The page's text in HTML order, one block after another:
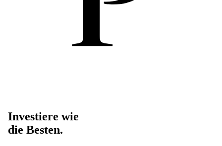
Investiere wie
die Besten.